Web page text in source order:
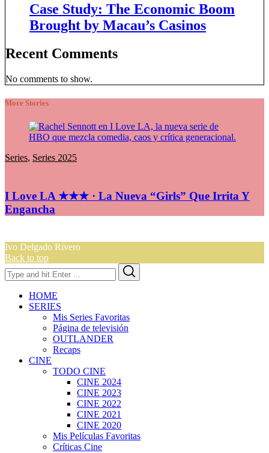
Case Study: The Economic Boom
Brought by Macau’s Casinos
Recent Comments
No comments to show.
More Stories
Series, Series 2025
I Love LA ★★★ · La Nueva “Girls” Que Irrita Y
Engancha
Ivo Delgado Rivero
Back to top
Search
for:
HOME
SERIES
Mis Series Favoritas
Página de televisión
OUTLANDER
Recaps
CINE
TODO CINE
CINE 2024
CINE 2023
CINE 2022
CINE 2021
CINE 2020
Mis Películas Favoritas
Críticas Cine